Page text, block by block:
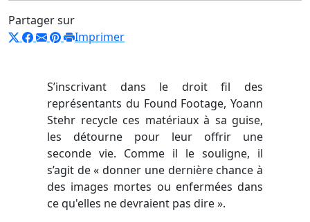
Partager sur
Imprimer
S’inscrivant dans le droit fil des
représentants du Found Footage, Yoann
Stehr recycle ces matériaux à sa guise,
les détourne pour leur offrir une
seconde vie. Comme il le souligne, il
s’agit de « donner une dernière chance à
des images mortes ou enfermées dans
ce qu'elles ne devraient pas dire ».